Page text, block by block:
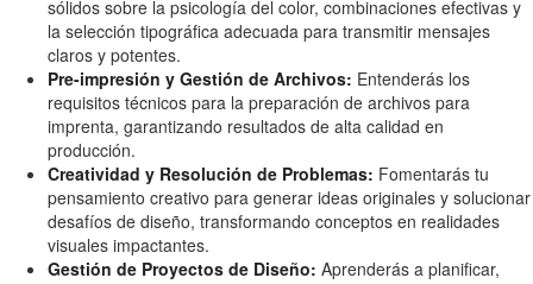
sólidos sobre la psicología del color, combinaciones efectivas y
la selección tipográfica adecuada para transmitir mensajes
claros y potentes.
Pre-impresión y Gestión de Archivos: Entenderás los
requisitos técnicos para la preparación de archivos para
imprenta, garantizando resultados de alta calidad en
producción.
Creatividad y Resolución de Problemas: Fomentarás tu
pensamiento creativo para generar ideas originales y solucionar
desafíos de diseño, transformando conceptos en realidades
visuales impactantes.
Gestión de Proyectos de Diseño: Aprenderás a planificar,